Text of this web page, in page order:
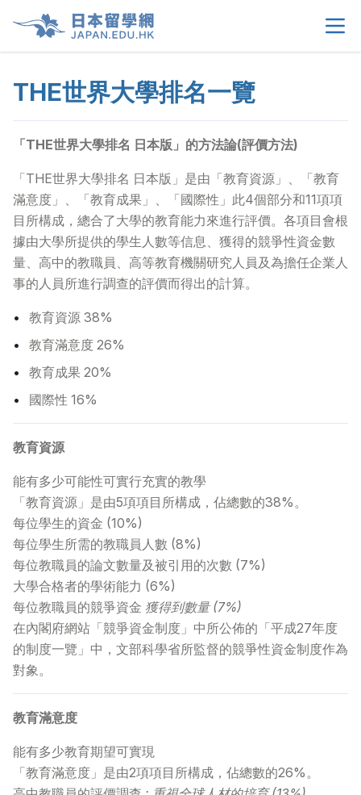
首頁
留學選擇 >
學生須知 >
生活情報 >
租屋資訊
常見問題
聯絡我們
THE世界大學排名一覽
「THE世界大學排名 日本版」的方法論(評價方法)
「THE世界大學排名 日本版」是由「教育資源」、「教育
滿意度」、「教育成果」、「國際性」此4個部分和11項項
目所構成，總合了大學的教育能力來進行評價。各項目會根
據由大學所提供的學生人數等信息、獲得的競爭性資金數
量、高中的教職員、高等教育機關研究人員及為擔任企業人
事的人員所進行調查的評價而得出的計算。
教育資源 38%
教育滿意度 26%
教育成果 20%
國際性 16%
教育資源
能有多少可能性可實行充實的教學
「教育資源」是由5項項目所構成，佔總數的38%。
每位學生的資金 (10%)
每位學生所需的教職員人數 (8%)
每位教職員的論文數量及被引用的次數 (7%)
大學合格者的學術能力 (6%)
每位教職員的競爭資金 獲得到數量 (7%)
在內閣府網站「競爭資金制度」中所公佈的「平成27年度
的制度一覽」中，文部科學省所監督的競爭性資金制度作為
對象。
教育滿意度
能有多少教育期望可實現
「教育滿意度」是由2項項目所構成，佔總數的26%。